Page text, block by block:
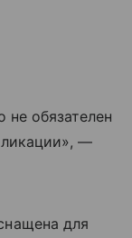
обязателен
—
для